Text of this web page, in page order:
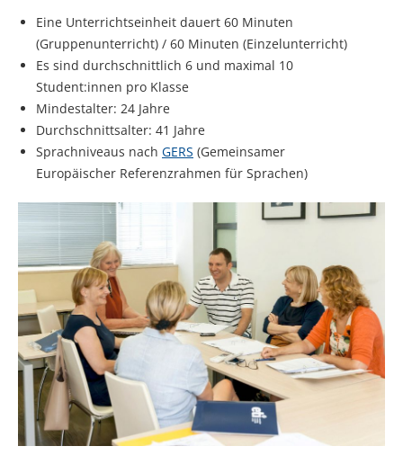
Eine Unterrichtseinheit dauert 60 Minuten
(Gruppenunterricht) / 60 Minuten (Einzelunterricht)
Es sind durchschnittlich 6 und maximal 10
Student:innen pro Klasse
Mindestalter: 24 Jahre
Durchschnittsalter: 41 Jahre
Sprachniveaus nach GERS (Gemeinsamer
Europäischer Referenzrahmen für Sprachen)